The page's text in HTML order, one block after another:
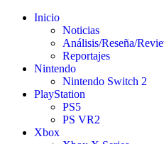
Inicio
Noticias
Análisis/Reseña/
Reportajes
Nintendo
Nintendo Switch 2
PlayStation
PS5
PS VR2
Xbox